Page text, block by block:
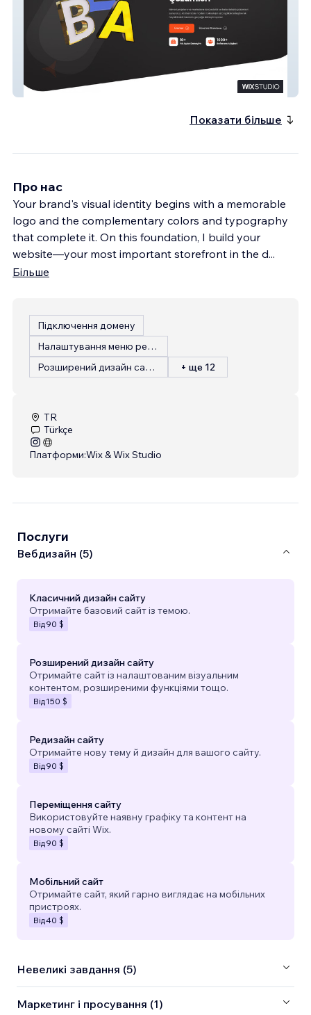
West Reklam Atölyesi
Показати більше
Про нас
Your brand's visual identity begins with a memorable
logo and the complementary colors and typography
that complete it. On this foundation, I build your
website—your most important storefront in the d...
Більше
Підключення домену
Налаштування меню ресторану
Розширений дизайн сайту
+ ще 12
TR
Türkçe
Платформи:Wix & Wix Studio
Послуги
Вебдизайн (5)
Класичний дизайн сайту
Отримайте базовий сайт із темою.
Від 90 $
Розширений дизайн сайту
Отримайте сайт із налаштованим візуальним
контентом, розширеними функціями тощо.
Від 150 $
Редизайн сайту
Отримайте нову тему й дизайн для вашого сайту.
Від 90 $
Переміщення сайту
Використовуйте наявну графіку та контент на
новому сайті Wix.
Від 90 $
Мобільний сайт
Отримайте сайт, який гарно виглядає на мобільних
пристроях.
Від40 $
Невеликі завдання (5)
Маркетинг і просування (1)